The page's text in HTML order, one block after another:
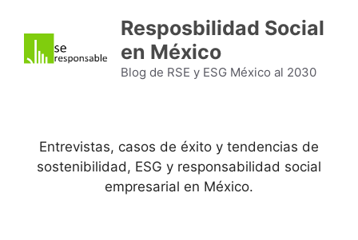
contenido
Resposbilidad Social
en México
Blog de RSE y ESG México al 2030
Entrevistas, casos de éxito y tendencias de
sostenibilidad, ESG y responsabilidad social
empresarial en México.